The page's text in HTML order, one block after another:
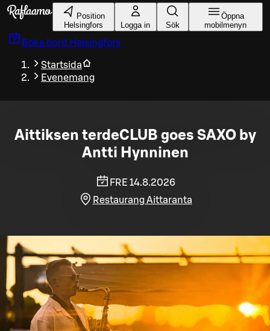
Gå till huvudinnehållet
Position
Helsingfors
Logga in Sök
Öppna
mobilmenyn
Boka bord Helsingfors
Startsida
Evenemang
Aittiksen terdeCLUB goes SAXO by
Antti Hynninen
FRE 14.8.2026
Restaurang Aittaranta